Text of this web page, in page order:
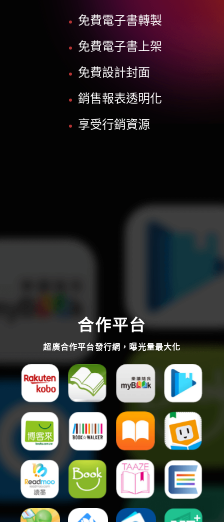
免費電子書轉製
免費電子書上架
免費設計封面
銷售報表透明化
享受行銷資源
合作平台
超廣合作平台發行網，曝光量最大化